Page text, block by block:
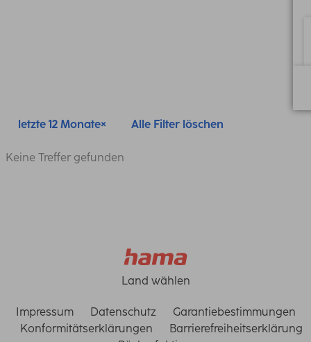
letzte 12 Monate Alle Filter löschen
Keine Treffer gefunden
Land wählen
Impressum Datenschutz
Garantiebestimmungen
Konformitätserklärungen
Barrierefreiheitserklärung